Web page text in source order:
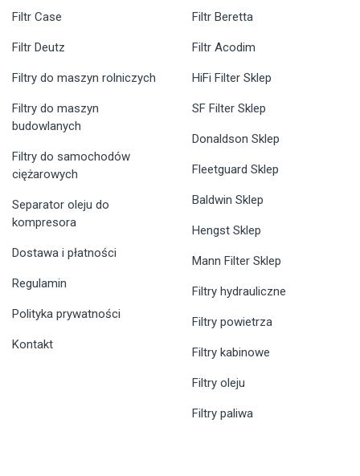
Filtr Case
Filtr Deutz
Filtr Beretta
Filtr Acodim
Filtry do maszyn rolniczych
Filtry do maszyn
budowlanych
Filtry do samochodów
ciężarowych
Separator oleju do
kompresora
Dostawa i płatności
Regulamin
Polityka prywatności
Kontakt
HiFi Filter Sklep
SF Filter Sklep
Donaldson Sklep
Fleetguard Sklep
Baldwin Sklep
Hengst Sklep
Mann Filter Sklep
Filtry hydrauliczne
Filtry powietrza
Filtry kabinowe
Filtry oleju
Filtry paliwa